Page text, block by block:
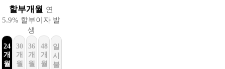
할부개월 연
5.9% 할부이자 발
생
24
개
월
30
개
월
36
개
월
48
개
월
일
시
불